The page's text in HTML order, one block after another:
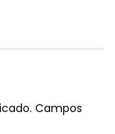
Campos